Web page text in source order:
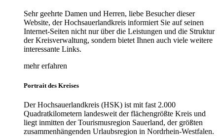
Sehr geehrte Damen und Herren, liebe Besucher dieser
Website, der Hochsauerlandkreis informiert Sie auf seinen
Internet-Seiten nicht nur über die Leistungen und die Struktur
der Kreisverwaltung, sondern bietet Ihnen auch viele weitere
interessante Links.
mehr erfahren
Portrait des Kreises
Der Hochsauerlandkreis (HSK) ist mit fast 2.000
Quadratkilometern landesweit der flächengrößte Kreis und
liegt inmitten der Tourismusregion Sauerland, der größten
zusammenhängenden Urlaubsregion in Nordrhein-Westfalen.